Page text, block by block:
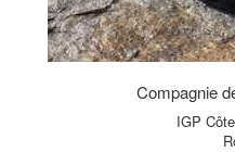
Compagnie
IGP